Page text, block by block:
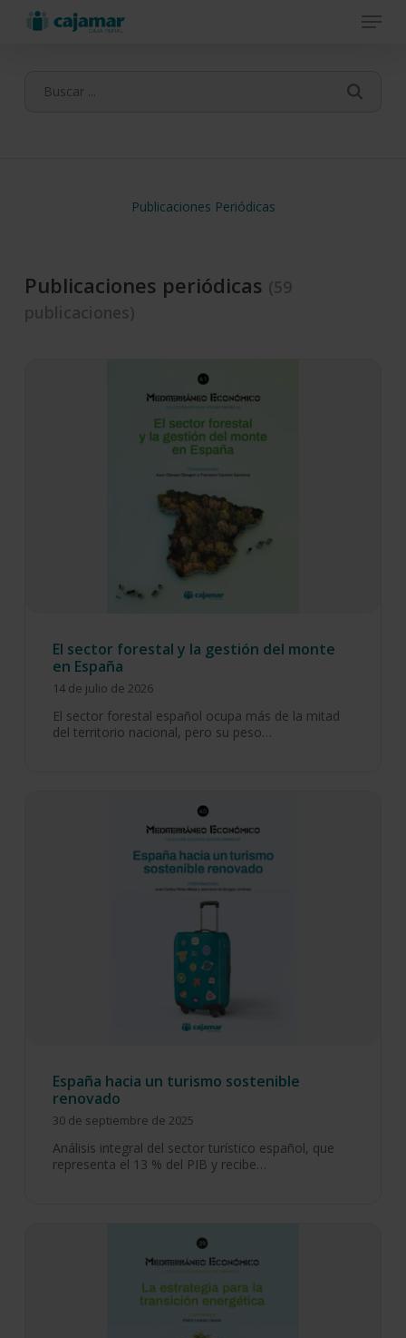
Menu
Publicaciones Periódicas
Publicaciones periódicas
El sector forestal y la gestión del monte
en España
14 de julio de 2026
El sector forestal español ocupa más de la mitad
del territorio nacional, pero su peso…
España hacia un turismo sostenible
renovado
30 de septiembre de 2025
Análisis integral del sector turístico español, que
representa el 13 % del PIB y recibe…